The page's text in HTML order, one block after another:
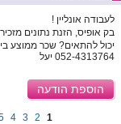
לעבודה אונליין !
בק אופיס, הזנת נתונים
052-4313764 יעל
הוספת הודעה
1
2
3
4